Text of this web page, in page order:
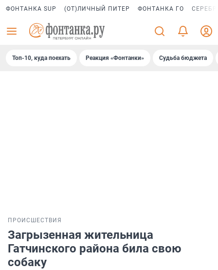
ФОНТАНКА SUP (ОТ)ЛИЧНЫЙ ПИТЕР ФОНТАНКА ГО
Топ-10, куда поехать Реакция «Фонтанки» Судьба бюджета
ПРОИСШЕСТВИЯ
Загрызенная жительница
Гатчинского района била свою
собаку